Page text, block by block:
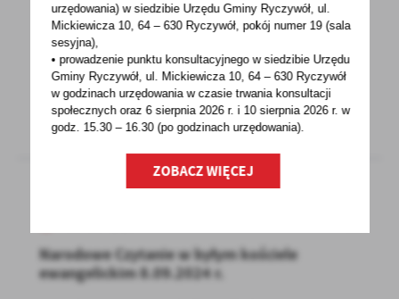
Fundacja Aktywizacji Społecznej bestWay
z siedzibą w Obornikach informuje,
że rozpoczęła nabór...
Narodowe Czytanie w byłym kościele
ewangelickim 8.09.2024 r.
urzędowania) w siedzibie Urzędu Gminy Ryczywół, ul.
Mickiewicza 10, 64 – 630 Ryczywół, pokójnumer 19 (sala
sesyjna),
• prowadzenie punktu konsultacyjnego w siedzibie Urzędu
Gminy Ryczywół, ul. Mickiewicza 10, 64 – 630 Ryczywół
w godzinachurzędowania w czasie trwania konsultacji
społecznych oraz 6 sierpnia 2026 r. i 10 sierpnia 2026 r. w
godz. 15.30 – 16.30 (po godzinachurzędowania).
ZOBACZ WIĘCEJ